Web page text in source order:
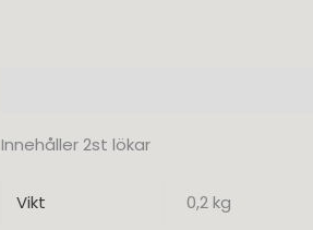
Innehåller 2st lökar
Vikt 0,2 kg